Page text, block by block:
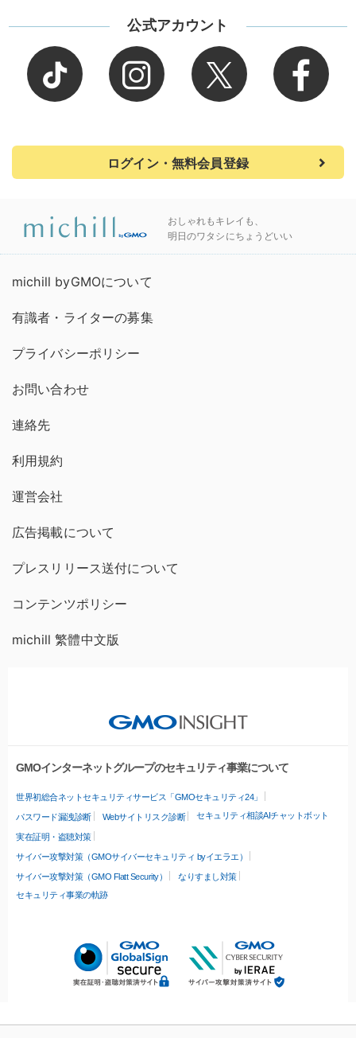
公式アカウント
ログイン・無料会員登録
おしゃれもキレイも、
明日のワタシにちょうどいい
michill byGMOについて
有識者・ライターの募集
プライバシーポリシー
お問い合わせ
連絡先
利用規約
運営会社
広告掲載について
プレスリリース送付について
コンテンツポリシー
michill 繁體中文版
GMOインターネットグループのセキュリティ事業について
世界初総合ネットセキュリティサービス「GMOセキュリティ24」
パスワード漏洩診断 Webサイトリスク診断 セキュリティ相談AIチャットボット
実在証明・盗聴対策
サイバー攻撃対策（GMOサイバーセキュリティ byイエラエ）
サイバー攻撃対策（GMO Flatt Security）
なりすまし対策
セキュリティ事業の軌跡